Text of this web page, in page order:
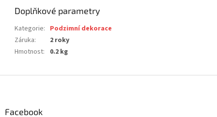
Doplňkové parametry
Kategorie: Podzimní dekorace
Záruka:
2 roky
Hmotnost: 0.2 kg
Facebook